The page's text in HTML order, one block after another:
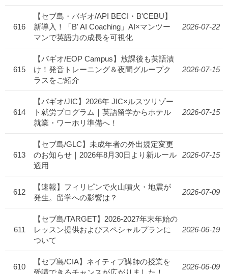
616
【セブ島・バギオ/API BECI・B'CEBU】
新導入！「B' AI Coaching」AI×マンツー
マンで英語力の成長を可視化
2026-07-22
615
【バギオ/EOP Campus】放課後も英語漬
け！発音トレーニング＆夜間グループク
ラスをご紹介
2026-07-15
614
【バギオ/JIC】2026年 JIC×ルスツリゾー
ト就労プログラム｜英語留学からホテル
就業・ワーホリ準備へ！
2026-07-15
613
【セブ島/GLC】未成年者の外出規定変更
のお知らせ｜2026年8月30日より新ルール
適用
2026-07-15
612
【速報】フィリピンで火山噴火・地震が
発生。留学への影響は？
2026-07-09
611
【セブ島/TARGET】2026-2027年末年始の
レッスン提供およびスペシャルプランに
ついて
2026-06-19
610
【セブ島/CIA】ネイティブ講師の授業を
2026-06-09